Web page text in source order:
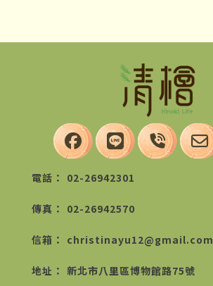
02-26942301
02-26942570
christinayu12@gmail.com
新北市八里區博物館路75號